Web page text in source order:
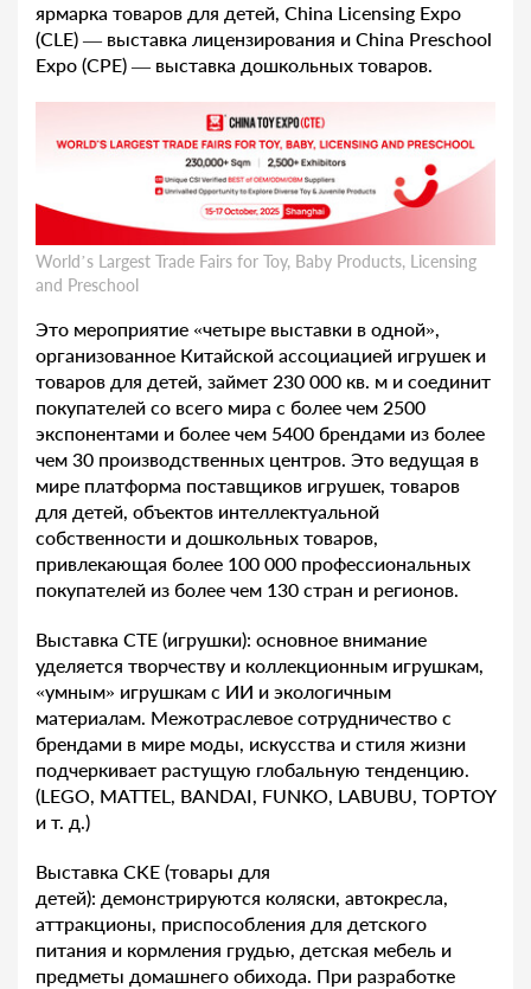
ярмарка товаров для детей, China Licensing Expo
(CLE) — выставка лицензирования и China Preschool
Expo (CPE) — выставка дошкольных товаров.
World’s Largest Trade Fairs for Toy, Baby Products, Licensing
and Preschool
Это мероприятие «четыре выставки в одной»,
организованное Китайской ассоциацией игрушек и
товаров для детей, займет 230 000 кв. м и соединит
покупателей со всего мира с более чем 2500
экспонентами и более чем 5400 брендами из более
чем 30 производственных центров. Это ведущая в
мире платформа поставщиков игрушек, товаров
для детей, объектов интеллектуальной
собственности и дошкольных товаров,
привлекающая более 100 000 профессиональных
покупателей из более чем 130 стран и регионов.
Выставка CTE (игрушки): основное внимание
уделяется творчеству и коллекционным игрушкам,
«умным» игрушкам с ИИ и экологичным
материалам. Межотраслевое сотрудничество с
брендами в мире моды, искусства и стиля жизни
подчеркивает растущую глобальную тенденцию.
(LEGO, MATTEL, BANDAI, FUNKO, LABUBU, TOPTOY
и т. д.)
Выставка CKE (товары для
детей): демонстрируются коляски, автокресла,
аттракционы, приспособления для детского
питания и кормления грудью, детская мебель и
предметы домашнего обихода. При разработке